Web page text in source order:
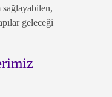
geleceği